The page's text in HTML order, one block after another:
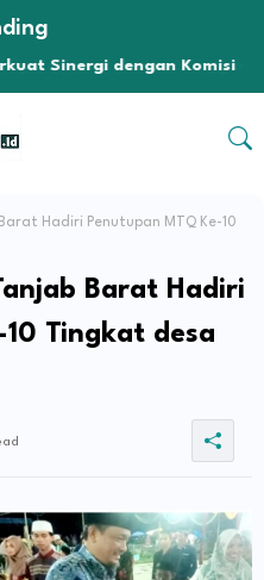
Sinergi dengan Komisi
Hadiri Penutupan MTQ Ke-10
Barat Hadiri
Tingkat desa